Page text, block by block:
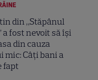
din „Stăpânul
a fost nevoit să își
din cauza
mic: Câți bani a
fapt